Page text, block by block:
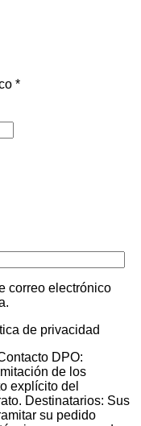
*Obligatorio
correo electrónico
de privacidad
DPO:
de los
explícito del
Destinatarios: Sus
su pedido